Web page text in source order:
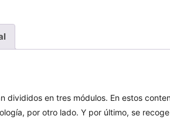
en tres módulos. En estos
por otro lado. Y por último, se